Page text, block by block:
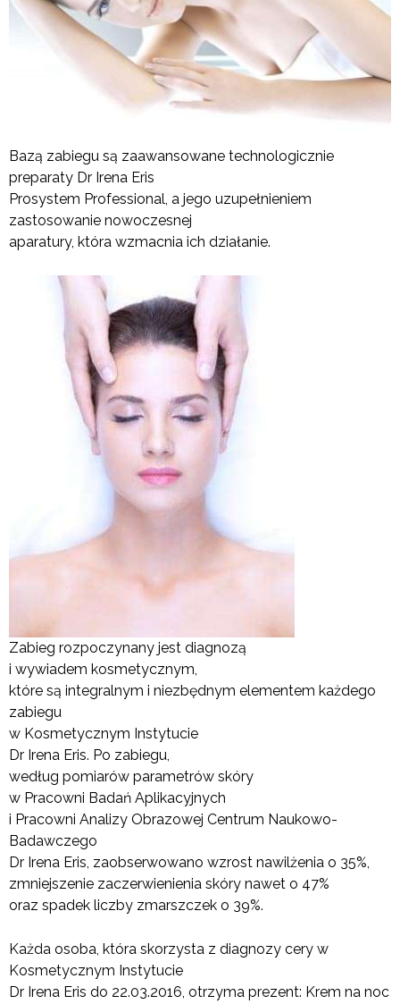
Bazą zabiegu są zaawansowane technologicznie
preparaty Dr Irena Eris
Prosystem Professional, a jego uzupełnieniem
zastosowanie nowoczesnej
aparatury, która wzmacnia ich działanie.
Zabieg rozpoczynany jest diagnozą
i wywiadem kosmetycznym,
które są integralnym i niezbędnym elementem każdego
zabiegu
w Kosmetycznym Instytucie
Dr Irena Eris. Po zabiegu,
według pomiarów parametrów skóry
w Pracowni Badań Aplikacyjnych
i Pracowni Analizy Obrazowej Centrum Naukowo-
Badawczego
Dr Irena Eris, zaobserwowano wzrost nawilżenia o 35%,
zmniejszenie zaczerwienienia skóry nawet o 47%
oraz spadek liczby zmarszczek o 39%.
Każda osoba, która skorzysta z diagnozy cery w
Kosmetycznym Instytucie
Dr Irena Eris do 22.03.2016, otrzyma prezent: Krem na noc